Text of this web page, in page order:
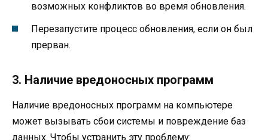
возможных конфликтов во время обновления.
Перезапустите процесс обновления, если он был
прерван.
3. Наличие вредоносных программ
Наличие вредоносных программ на компьютере
может вызывать сбои системы и повреждение баз
данных. Чтобы устранить эту проблему: